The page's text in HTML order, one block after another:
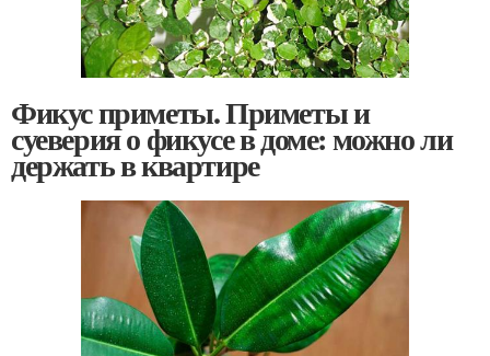
Фикус приметы. Приметы и
суеверия о фикусе в доме: можно ли
держать в квартире